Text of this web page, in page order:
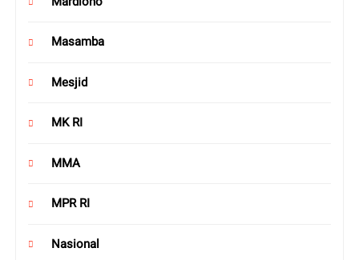
Masamba
Mesjid
MK RI
MMA
MPR RI
Nasional